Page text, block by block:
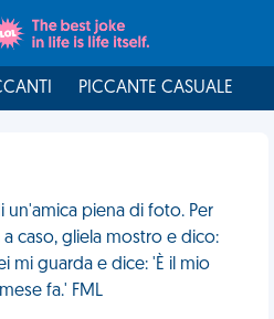
PICCANTE CASUALE
piena di foto. Per
caso, gliela mostro e dico:
mi guarda e dice: 'È il mio
fa.' FML